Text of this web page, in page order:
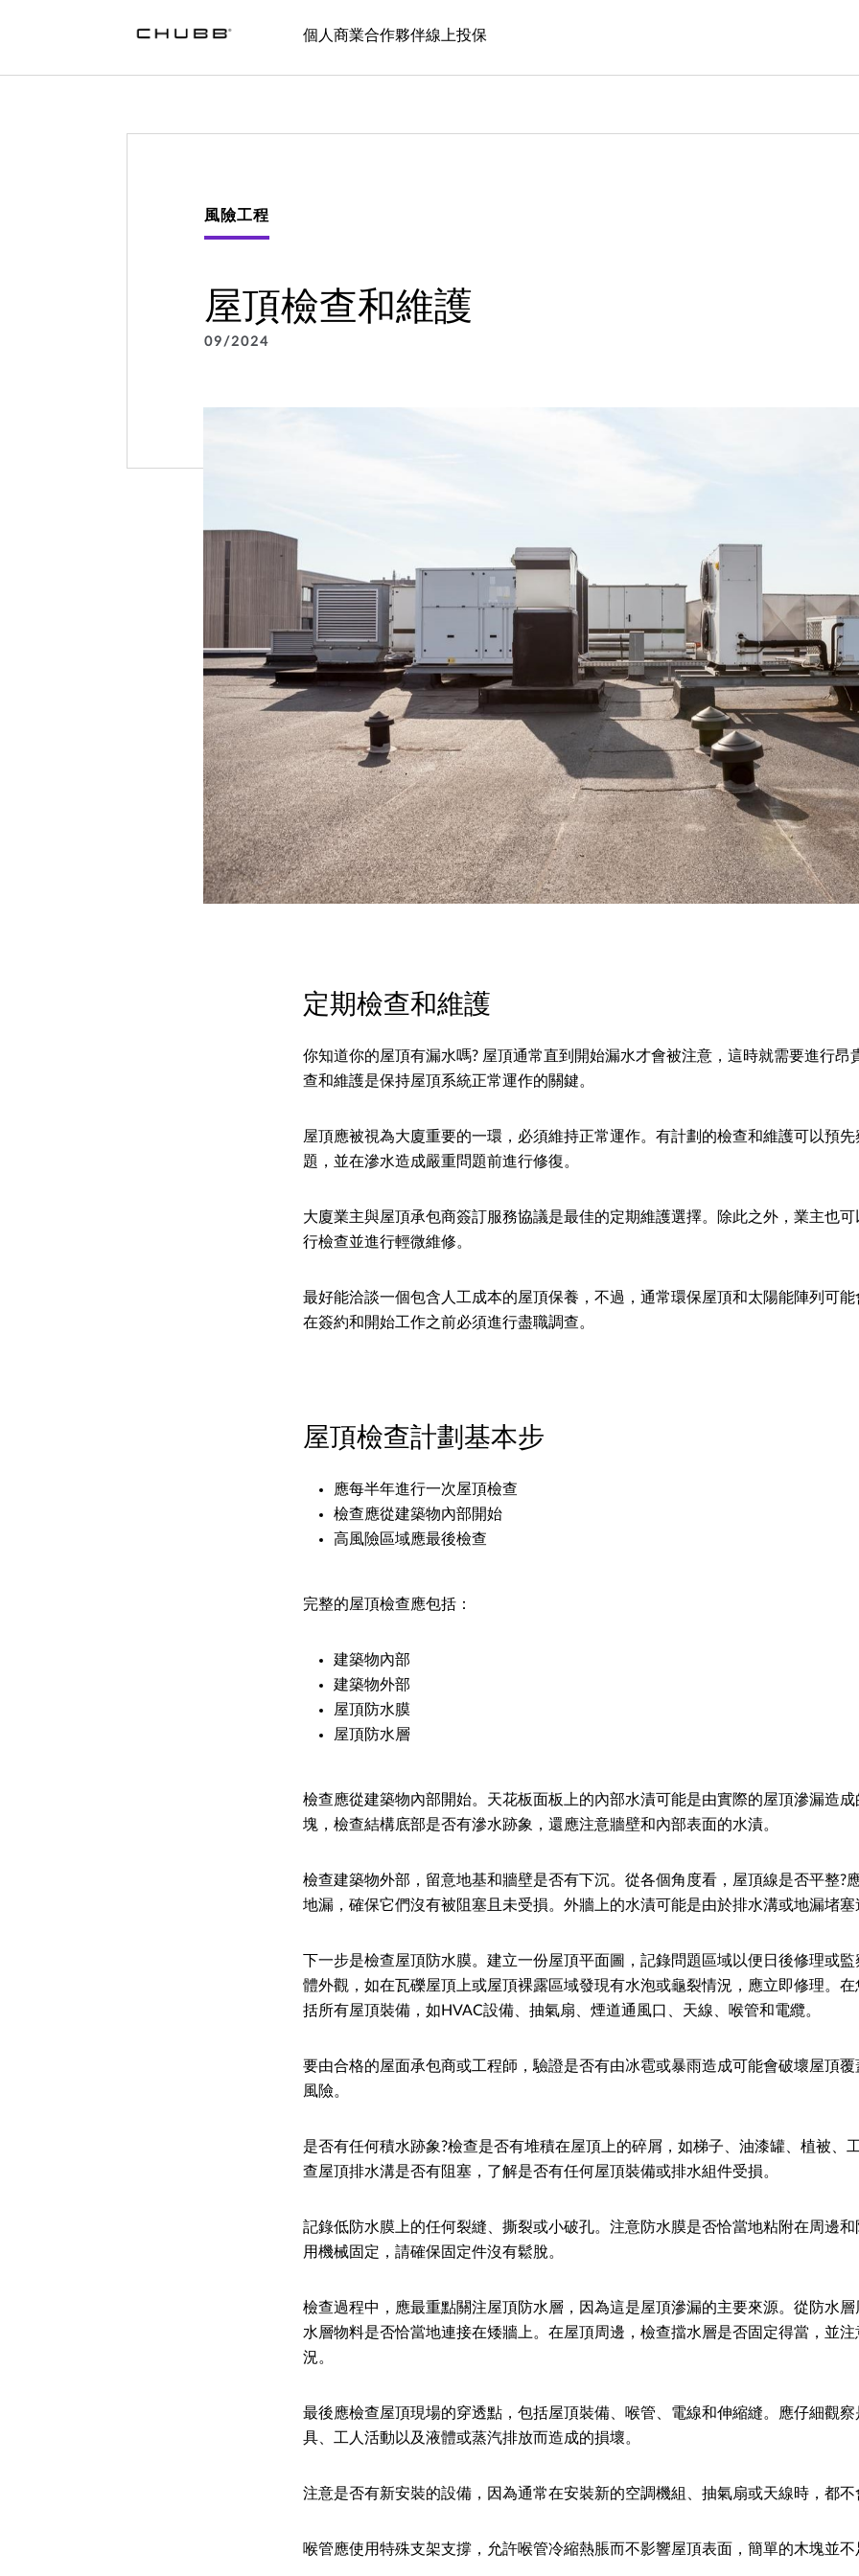
個人 商業合作夥伴線上投保
風險工程
屋頂檢查和維護
09/2024
定期檢查和維護
你知道你的屋頂有漏水嗎? 屋頂通常直到開始漏水才會被注意，這時就需要進行昂
查和維護是保持屋頂系統正常運作的關鍵。
屋頂應被視為大廈重要的一環，必須維持正常運作。有計劃的檢查和維護可以預
題，並在滲水造成嚴重問題前進行修復。
大廈業主與屋頂承包商簽訂服務協議是最佳的定期維護選擇。除此之外，業主也
行檢查並進行輕微維修。
最好能洽談一個包含人工成本的屋頂保養，不過，通常環保屋頂和太陽能陣列可能
在簽約和開始工作之前必須進行盡職調查。
屋頂檢查計劃基本步
應每半年進行一次屋頂檢查
檢查應從建築物內部開始
高風險區域應最後檢查
完整的屋頂檢查應包括：
建築物內部
建築物外部
屋頂防水膜
屋頂防水層
檢查應從建築物內部開始。天花板面板上的內部水漬可能是由實際的屋頂滲漏造成
塊，檢查結構底部是否有滲水跡象，還應注意牆壁和內部表面的水漬。
檢查建築物外部，留意地基和牆壁是否有下沉。從各個角度看，屋頂線是否平整?
地漏，確保它們沒有被阻塞且未受損。外牆上的水漬可能是由於排水溝或地漏堵塞
下一步是檢查屋頂防水膜。建立一份屋頂平面圖，記錄問題區域以便日後修理或
體外觀，如在瓦礫屋頂上或屋頂裸露區域發現有水泡或龜裂情況，應立即修理。
括所有屋頂裝備，如HVAC設備、抽氣扇、煙道通風口、天線、喉管和電纜。
要由合格的屋面承包商或工程師，驗證是否有由冰雹或暴雨造成可能會破壞屋頂
風險。
是否有任何積水跡象?檢查是否有堆積在屋頂上的碎屑，如梯子、油漆罐、植被、
查屋頂排水溝是否有阻塞，了解是否有任何屋頂裝備或排水組件受損。
記錄低防水膜上的任何裂縫、撕裂或小破孔。注意防水膜是否恰當地粘附在周邊
用機械固定，請確保固定件沒有鬆脫。
檢查過程中，應最重點關注屋頂防水層，因為這是屋頂滲漏的主要來源。從防水
水層物料是否恰當地連接在矮牆上。在屋頂周邊，檢查擋水層是否固定得當，並
況。
最後應檢查屋頂現場的穿透點，包括屋頂裝備、喉管、電線和伸縮縫。應仔細觀
具、工人活動以及液體或蒸汽排放而造成的損壞。
注意是否有新安裝的設備，因為通常在安裝新的空調機組、抽氣扇或天線時，都不
喉管應使用特殊支架支撐，允許喉管冷縮熱脹而不影響屋頂表面，簡單的木塊並不